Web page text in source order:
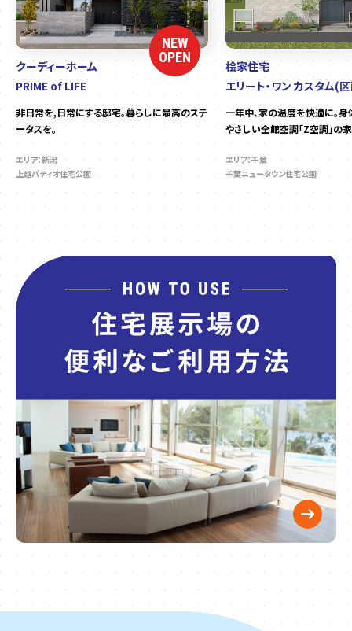
NEW
OPEN
クーディーホーム
PRIME of LIFE
非日常を,日常にする邸宅。暮らしに最高のステ
ータスを。
エリア：新潟
上越パティオ住宅公園
桧家住宅
エリート・ワン カスタム(
一年中、家の温度を快適に。
やさしい全館空調「Z空調」の家
エリア：千葉
千葉ニュータウン住宅公園